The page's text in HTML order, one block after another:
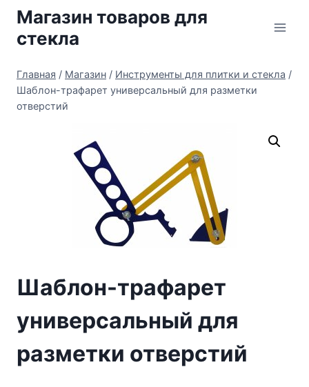
Перейти
содержимому
Магазин товаров для
стекла
Главная / Магазин / Инструменты для плитки и стекла /
Шаблон-трафарет универсальный для разметки
отверстий
Шаблон-трафарет
универсальный для
разметки отверстий